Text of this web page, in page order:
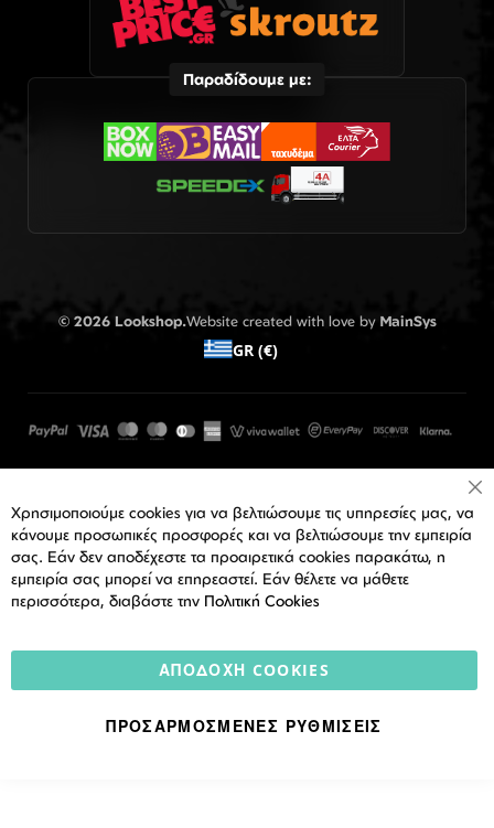
Παραδίδουμε με:
© 2026 Lookshop.Website created with love by MainSys
GR (€)
Χρησιμοποιούμε cookies για να βελτιώσουμε τις υπηρεσίες μας, να
κάνουμε προσωπικές προσφορές και να βελτιώσουμε την εμπειρία
σας. Εάν δεν αποδέχεστε τα προαιρετικά cookies παρακάτω, η
εμπειρία σας μπορεί να επηρεαστεί. Εάν θέλετε να μάθετε
περισσότερα, διαβάστε την Πολιτική Cookies
ΑΠΟΔΟΧΉ COOKIES
ΠΡΟΣΑΡΜΟΣΜΈΝΕΣ ΡΥΘΜΊΣΕΙΣ